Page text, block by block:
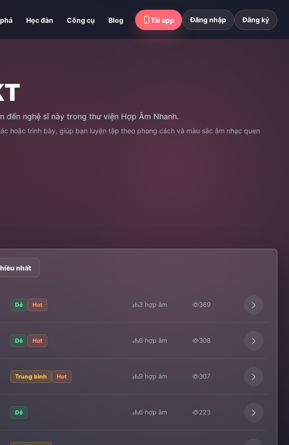
Học đàn Công cụ Blog Tải app Đăng nhập Đăng ký
đến nghệ sĩ này trong thư viện Hợp Âm Nhanh.
hoặc trình bày, giúp bạn luyện tập theo phong cách và màu sắc âm nhạc quen
nhất
Dễ Hot 3 hợp âm 369
Dễ Hot 6 hợp âm 308
Trung bình Hot 9 hợp âm 307
Dễ 6 hợp âm 223